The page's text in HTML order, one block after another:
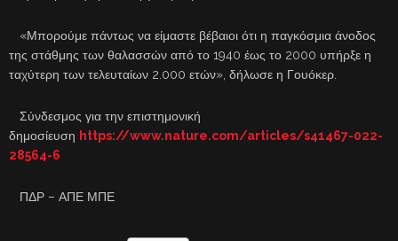
«Μπορούμε πάντως να είμαστε βέβαιοι ότι η παγκόσμια άνοδος
της στάθμης των θαλασσών από το 1940 έως το 2000 υπήρξε η
ταχύτερη των τελευταίων 2.000 ετών», δήλωσε η Γουόκερ.
Σύνδεσμος για την επιστημονική
δημοσίευση https://www.nature.com/articles/s41467-022-
28564-6
ΠΔΡ – ΑΠΕ ΜΠΕ